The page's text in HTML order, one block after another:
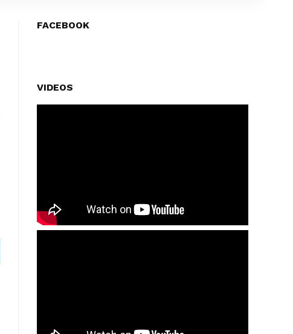
FACEBOOK
VIDEOS